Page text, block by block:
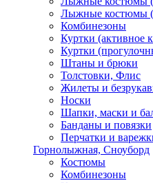
Лыжные костюмы
Комбинезоны
Куртки (активное
Куртки
Штаны и брюки
Толстовки, Флис
Жилеты и
Носки
Шапки, маски и
Банданы и повязки
Перчатки и
Горнолыжная, Сноуборд
Костюмы
Комбинезоны